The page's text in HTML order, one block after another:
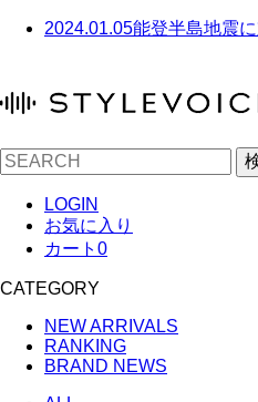
2024.01.05能登半島地震
LOGIN
お気に入り
カート 0
CATEGORY
NEW ARRIVALS
RANKING
BRAND NEWS